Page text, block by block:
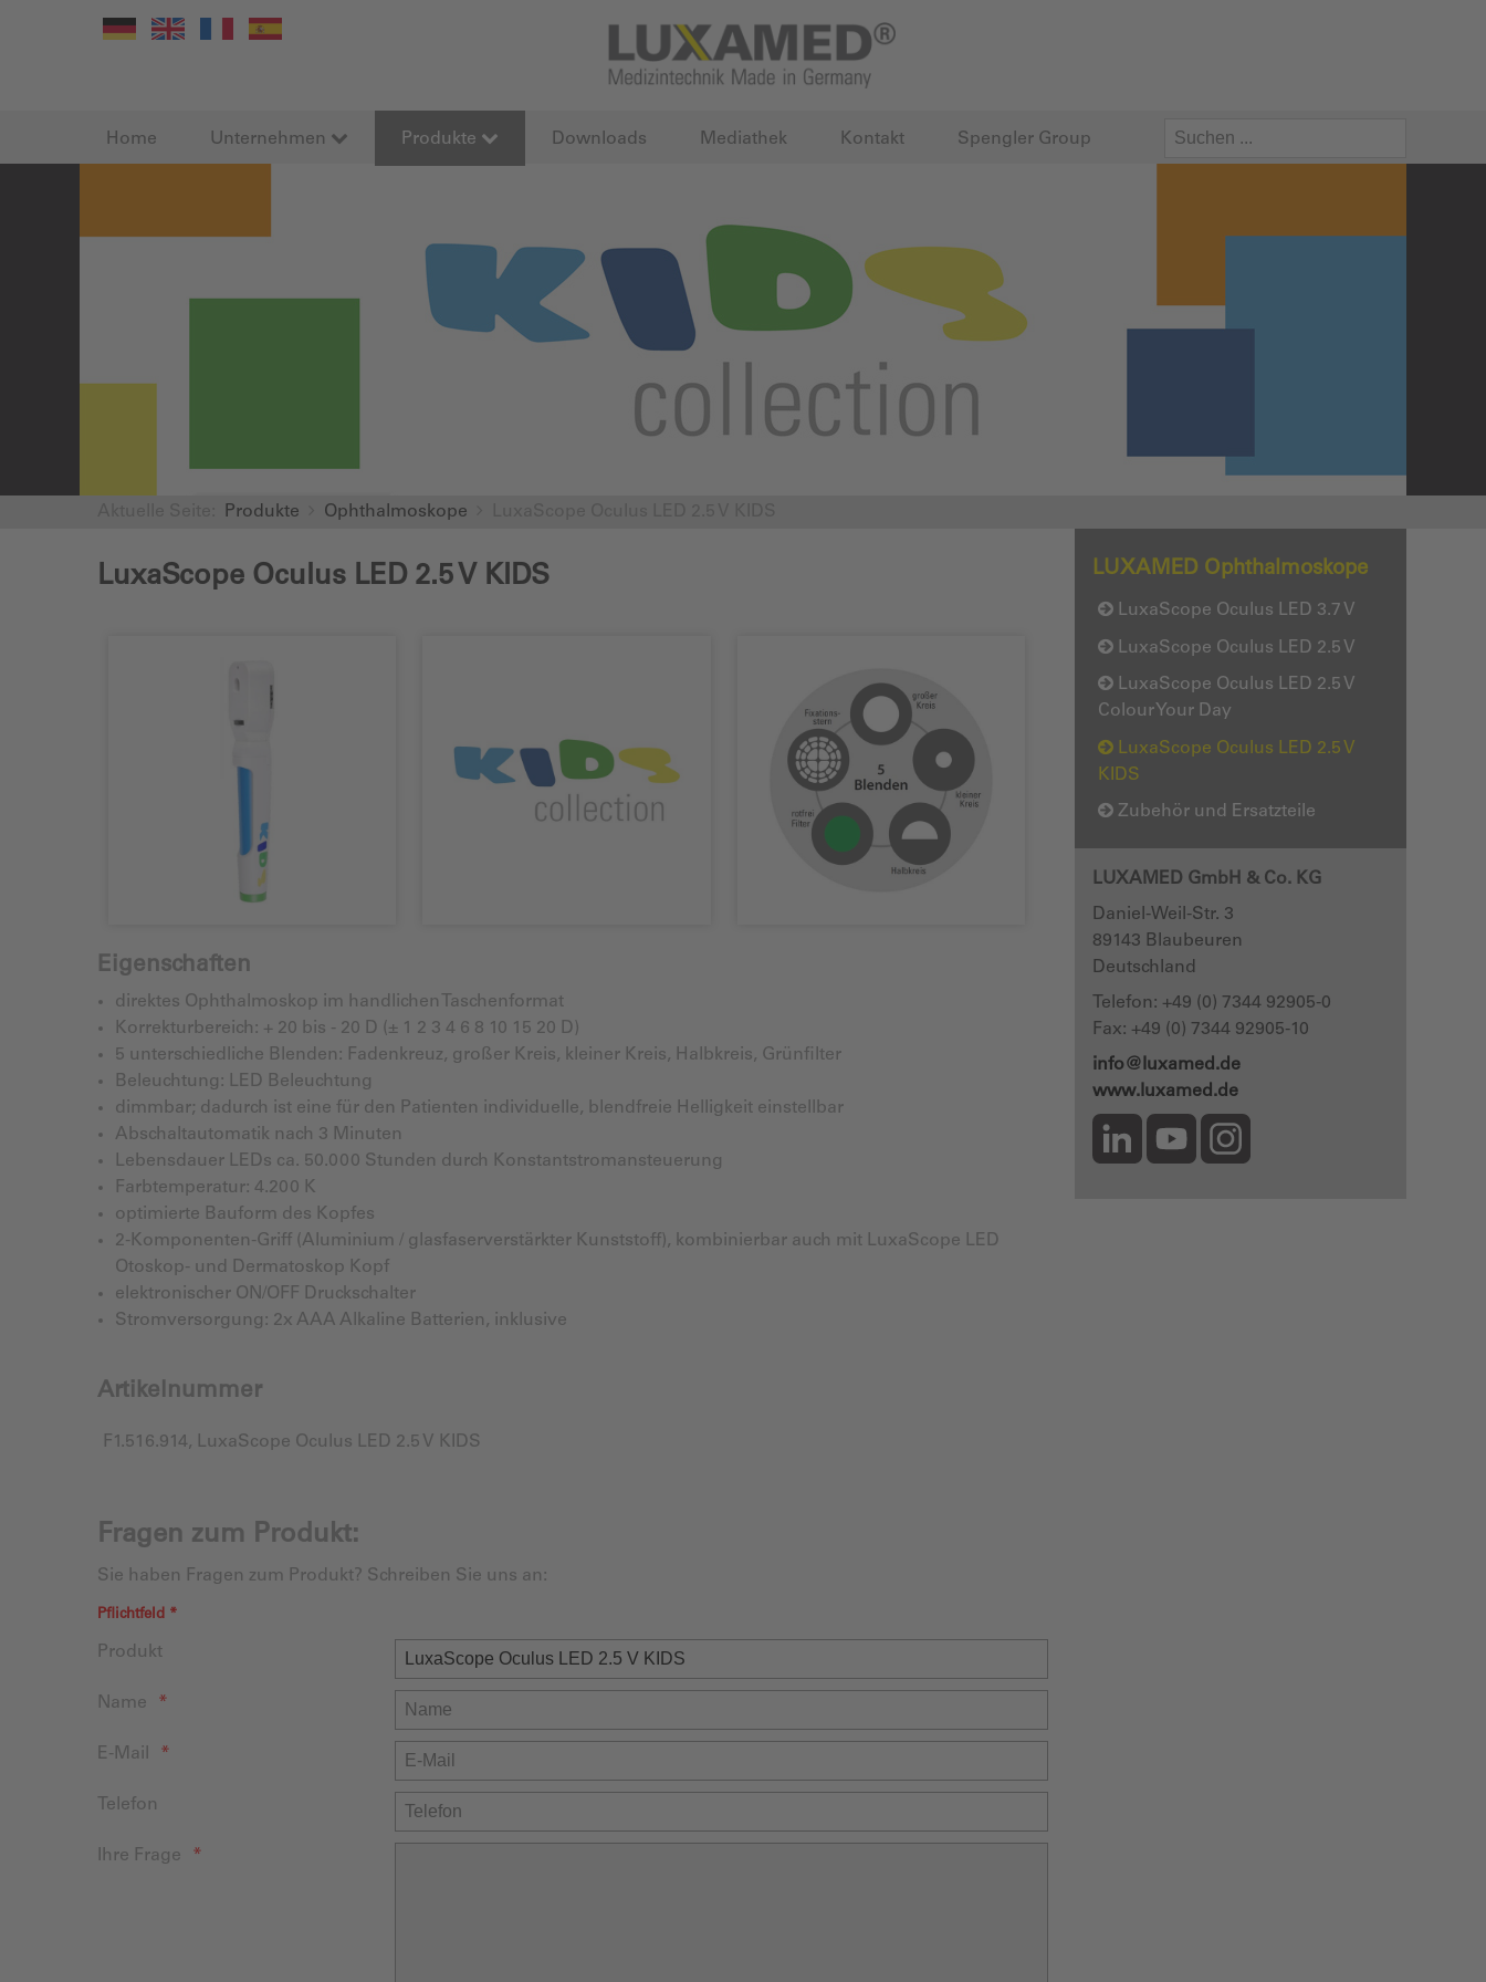
Home Unternehmen Produkte Downloads Mediathek Kontakt Spengler Group
Produkte Ophthalmoskope
LuxaScope Oculus LED 2.5 V KIDS
Eigenschaften
direktes Ophthalmoskop im handlichen Taschenformat
Korrekturbereich: + 20 bis - 20 D (± 1 2 3 4 6 8 10 15 20 D)
5 unterschiedliche Blenden: Fadenkreuz, großer Kreis, kleiner Kreis, Halbkreis, Grünfilter
Beleuchtung: LED Beleuchtung
dimmbar; dadurch ist eine für den Patienten individuelle, blendfreie Helligkeit einstellbar
Abschaltautomatik nach 3 Minuten
Lebensdauer LEDs ca. 50.000 Stunden durch Konstantstromansteuerung
Farbtemperatur: 4.200 K
optimierte Bauform des Kopfes
2-Komponenten-Griff (Aluminium / glasfaserverstärkter Kunststoff), kombinierbar auch mit LuxaScope LED
Otoskop- und Dermatoskop Kopf
elektronischer ON/OFF Druckschalter
Stromversorgung: 2x AAA Alkaline Batterien, inklusive
Artikelnummer
F1.516.914, LuxaScope Oculus LED 2.5 V KIDS
Fragen zum Produkt:
Sie haben Fragen zum Produkt? Schreiben Sie uns an:
Pflichtfeld *
Produkt
Name
E-Mail
Telefon
Ihre Frage
LUXAMED Ophthalmoskope
LuxaScope Oculus LED 3.7 V
LuxaScope Oculus LED 2.5 V
LuxaScope Oculus LED 2.5 V
Colour Your Day
LuxaScope Oculus LED 2.5 V
KIDS
Zubehör und Ersatzteile
LUXAMED GmbH & Co. KG
Daniel-Weil-Str. 3
89143 Blaubeuren
Deutschland
Telefon: +49 (0) 7344 92905-0
Fax: +49 (0) 7344 92905-10
info@luxamed.de
www.luxamed.de